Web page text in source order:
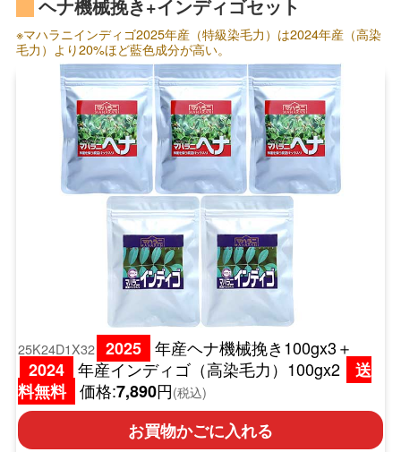
ヘナ機械挽き+インディゴセット
※マハラニインディゴ2025年産（特級染毛力）は2024年産（高染
毛力）より20%ほど藍色成分が高い。
25K24D1X32 2025 年産ヘナ機械挽き100gx3＋
2024 年産インディゴ（高染毛力）100gx2
送
料無料 価格:7,890円(税込)
お買物かごに入れる